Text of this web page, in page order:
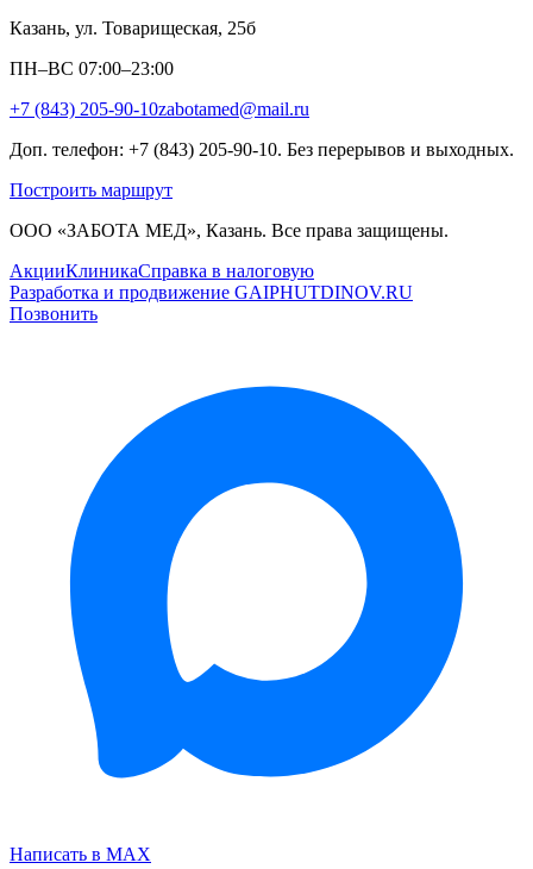
Казань, ул. Товарищеская, 25б
ПН–ВС 07:00–23:00
+7 (843) 205-90-10zabotamed@mail.ru
Доп. телефон: +7 (843) 205-90-10. Без перерывов и выходных.
Построить маршрут
ООО «ЗАБОТА МЕД», Казань. Все права защищены.
АкцииКлиникаСправка в налоговую
Разработка и продвижение GAIPHUTDINOV.RU
Позвонить
Написать в MAX